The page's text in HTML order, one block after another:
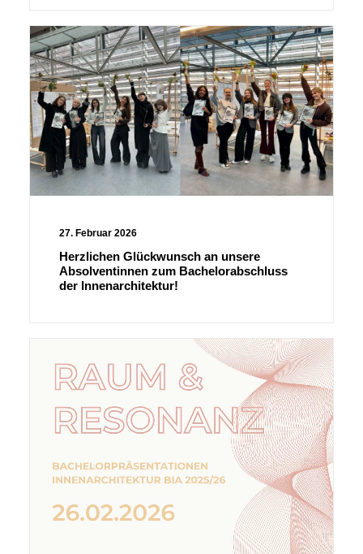
27. Februar 2026
Herzlichen Glückwunsch an unsere
Absolventinnen zum Bachelorabschluss
der Innenarchitektur!